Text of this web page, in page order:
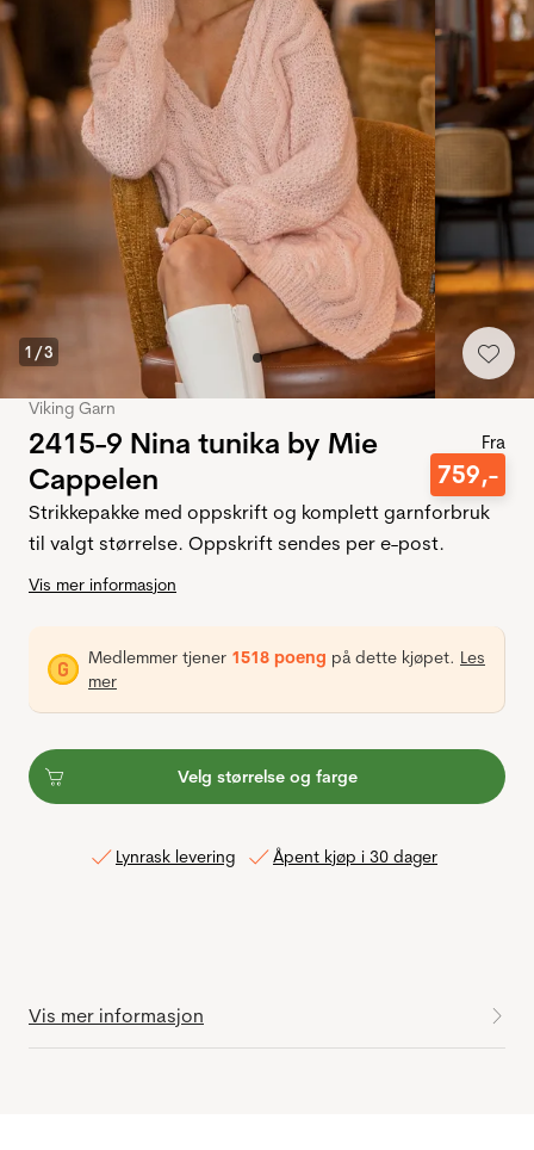
1 /3
Viking Garn
2415-9 Nina tunika by Mie
Cappelen
Fra
759,-
Strikkepakke med oppskrift og komplett garnforbruk
til valgt størrelse. Oppskrift sendes per e-post.
Vis mer informasjon
Medlemmer tjener 1518 poeng på dette kjøpet. Les
mer
Velg størrelse og farge
Lynrask levering Åpent kjøp i 30 dager
Vis mer informasjon